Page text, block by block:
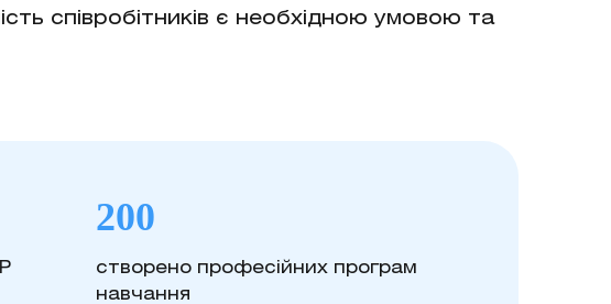
співробітників є необхідною умовою та
200
створено професійних програм
навчання